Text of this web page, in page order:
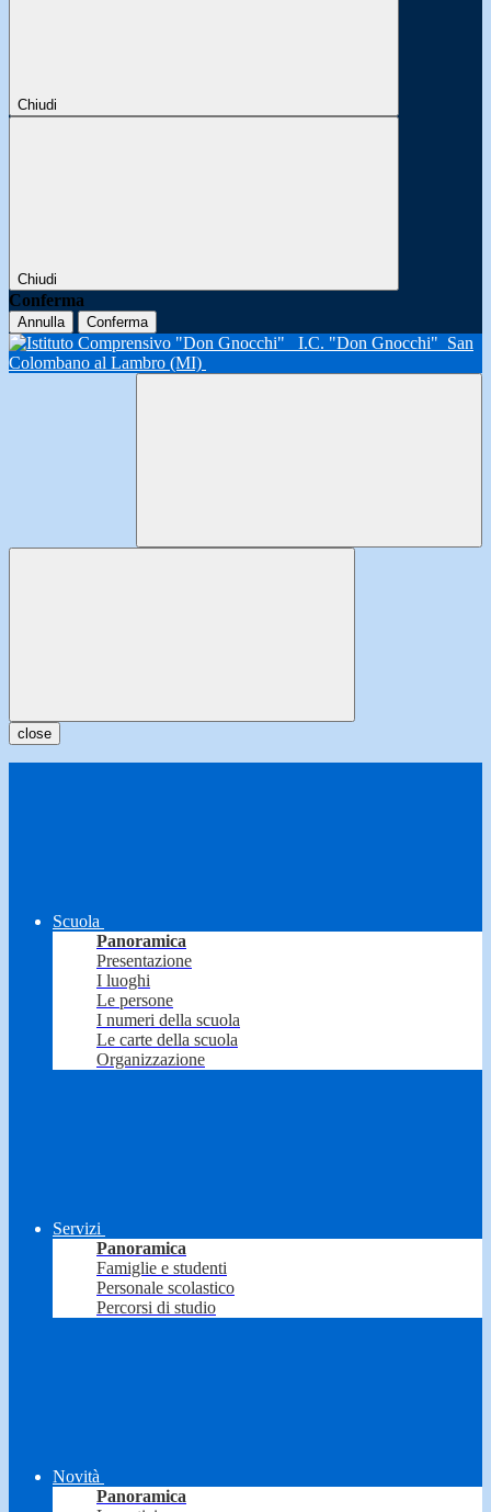
Chiudi
Chiudi
Conferma
Annulla Conferma
I.C. "Don Gnocchi" San
Colombano al Lambro (MI)
close
Scuola
Panoramica
Presentazione
I luoghi
Le persone
I numeri della scuola
Le carte della scuola
Organizzazione
Servizi
Panoramica
Famiglie e studenti
Personale scolastico
Percorsi di studio
Novità
Panoramica